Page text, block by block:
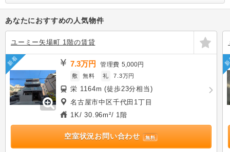
あなたにおすすめの人気物件
ユーミー矢場町 1階の賃貸
新着 7.3万円 管理費5,000円
敷 無料 礼 7.3万円
栄 1164m (徒歩23分相当)
名古屋市中区千代田1丁目
1K/ 30.96m²/ 1階
空室状況お問い合わせ 無料